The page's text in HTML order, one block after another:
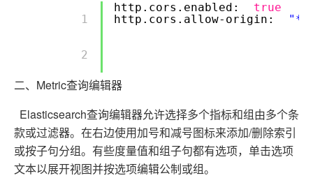
        1
        2
http.cors.enabled:
true
http.cors.allow-origin:
"*"
二、Metric查询编辑器
Elasticsearch查询编辑器允许选择多个指标和组由多个条
款或过滤器。在右边使用加号和减号图标来添加/删除索引
或按子句分组。有些度量值和组子句都有选项，单击选项
文本以展开视图并按选项编辑公制或组。